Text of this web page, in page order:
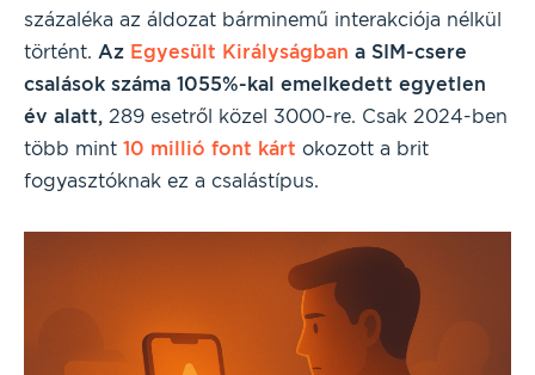
százaléka az áldozat bárminemű interakciója nélkül
történt. Az Egyesült Királyságban a SIM-csere
csalások száma 1055%-kal emelkedett egyetlen
év alatt, 289 esetről közel 3000-re. Csak 2024-ben
több mint 10 millió font kárt okozott a brit
fogyasztóknak ez a csalástípus.